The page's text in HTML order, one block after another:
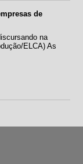
de
na
ELCA) As